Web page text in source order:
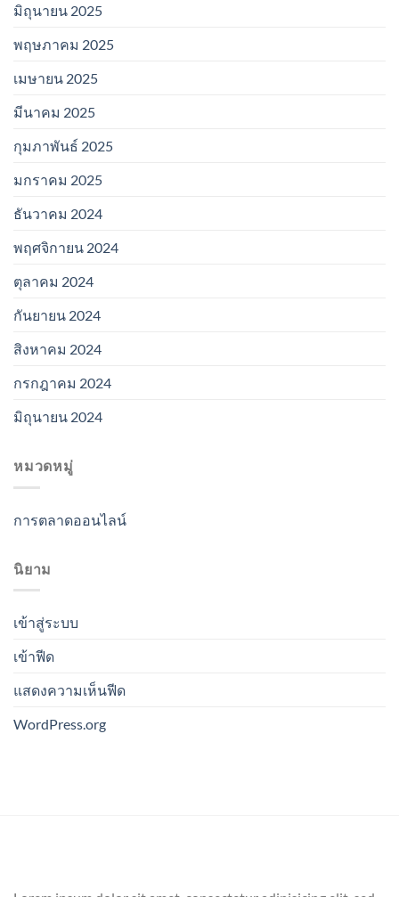
มิถุนายน 2025
พฤษภาคม 2025
เมษายน 2025
มีนาคม 2025
กุมภาพันธ์ 2025
มกราคม 2025
ธันวาคม 2024
พฤศจิกายน 2024
ตุลาคม 2024
กันยายน 2024
สิงหาคม 2024
กรกฎาคม 2024
มิถุนายน 2024
หมวดหมู่
การตลาดออนไลน์
นิยาม
เข้าสู่ระบบ
เข้าฟีด
แสดงความเห็นฟีด
WordPress.org